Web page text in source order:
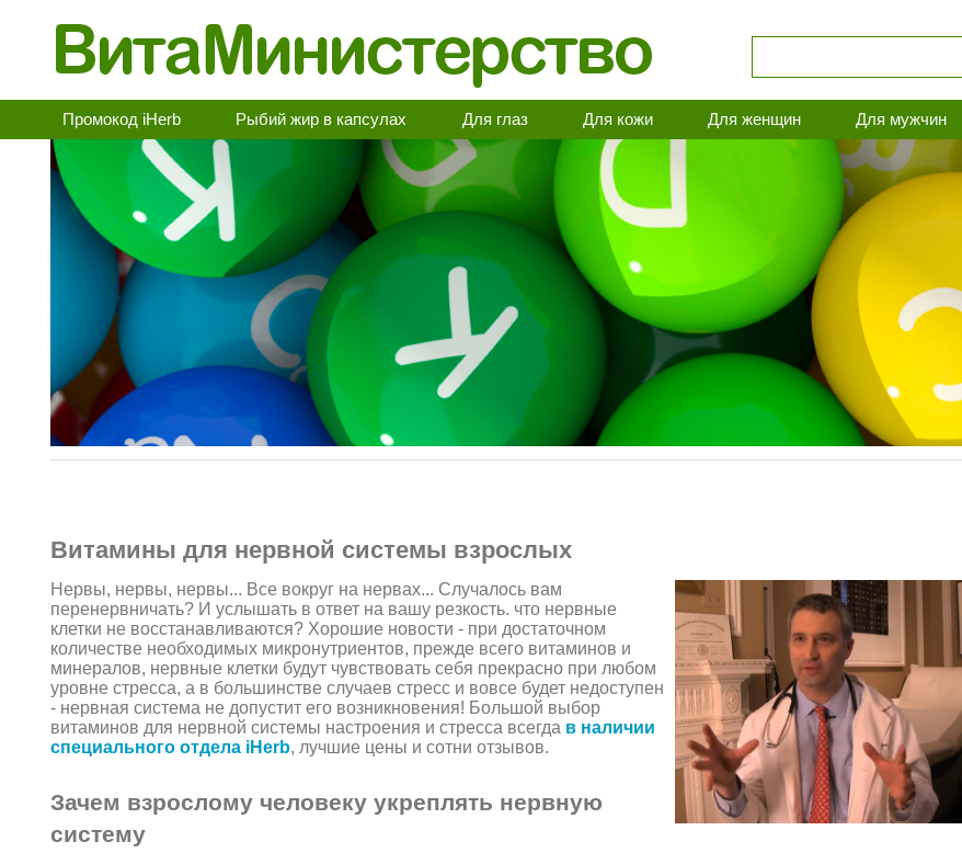
Промокод iHerb Рыбий жир в капсулах Для глаз Для кожи Для женщин Для мужчин
Витамины для нервной системы взрослых
Нервы, нервы, нервы... Все вокруг на нервах... Случалось вам
перенервничать? И услышать в ответ на вашу резкость. что нервные
клетки не восстанавливаются? Хорошие новости - при достаточном
количестве необходимых микронутриентов, прежде всего витаминов и
минералов, нервные клетки будут чувствовать себя прекрасно при любом
уровне стресса, а в большинстве случаев стресс и вовсе будет недоступен
- нервная система не допустит его возникновения! Большой выбор
витаминов для нервной системы настроения и стресса всегда в наличии
специального отдела iHerb, лучшие цены и сотни отзывов.
Зачем взрослому человеку укреплять нервную
систему